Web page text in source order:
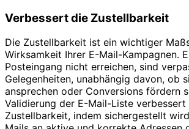
Verbessert die Zustellbarkeit
Die Zustellbarkeit ist ein wichtiger
Wirksamkeit Ihrer E-Mail-Kampagnen.
Posteingang nicht erreichen, sind
Gelegenheiten, unabhängig davon, ob
ansprechen oder Conversions fördern
Validierung der E-Mail-Liste verbessert
Zustellbarkeit, indem sichergestellt